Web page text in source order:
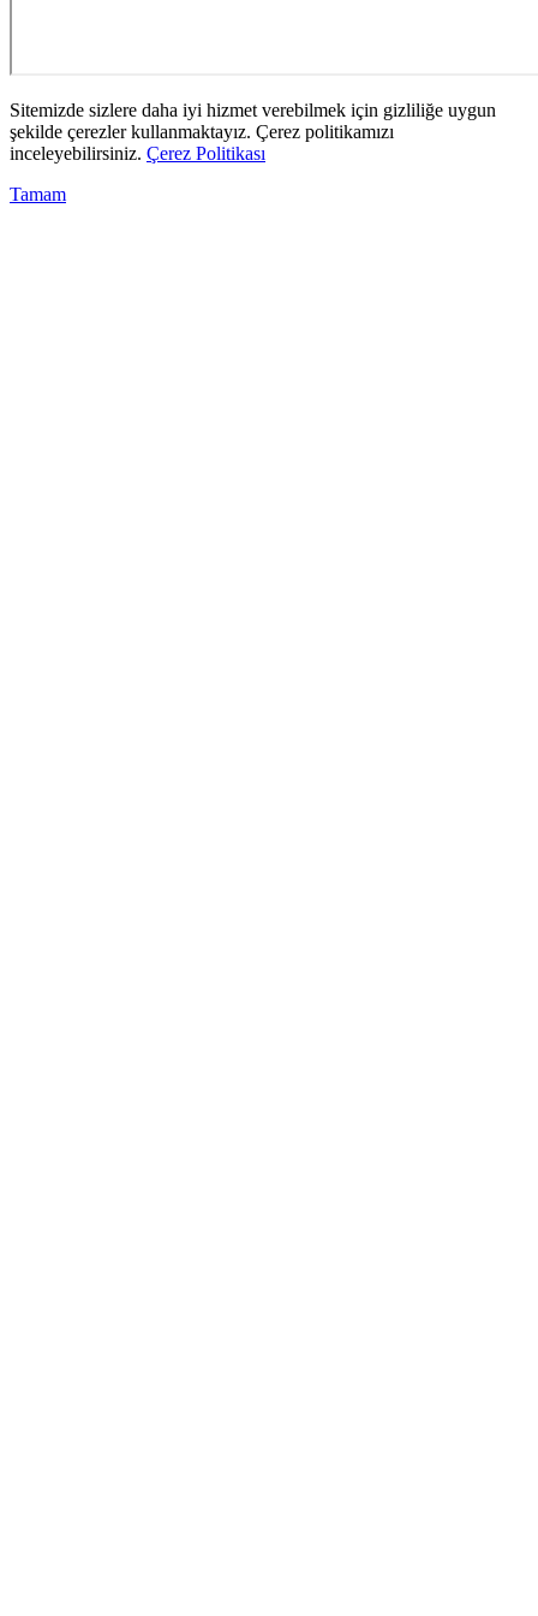
Sitemizde sizlere daha iyi hizmet verebilmek için gizliliğe uygun
şekilde çerezler kullanmaktayız. Çerez politikamızı
inceleyebilirsiniz. Çerez Politikası
Tamam